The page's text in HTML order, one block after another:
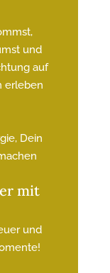
und
auf
erleben
Dein
mit
und